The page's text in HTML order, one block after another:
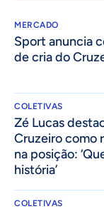
MERCADO
Sport anuncia
de cria do
COLETIVAS
Zé Lucas
Cruzeiro como
na posição:
história’
COLETIVAS